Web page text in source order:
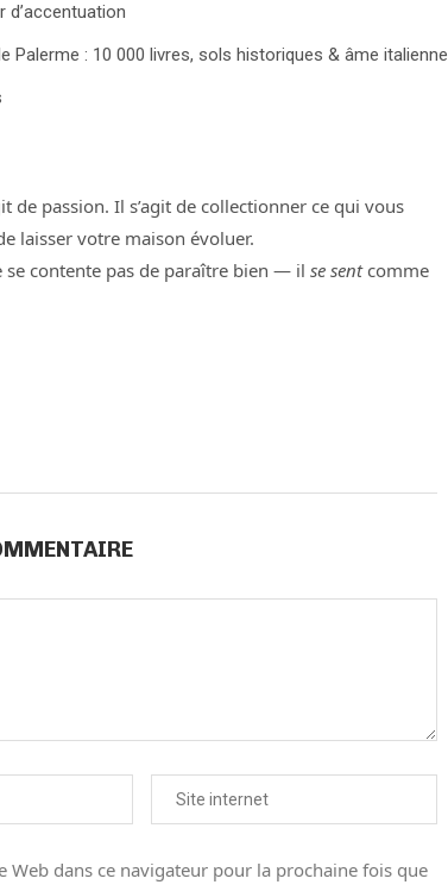
d’accentuation
Palerme : 10 000 livres, sols historiques & âme italienne
passion. Il s’agit de collectionner ce qui vous
laisser votre maison évoluer.
se contente pas de paraître bien — il se sentcomme
dans ce navigateur pour la prochaine fois que